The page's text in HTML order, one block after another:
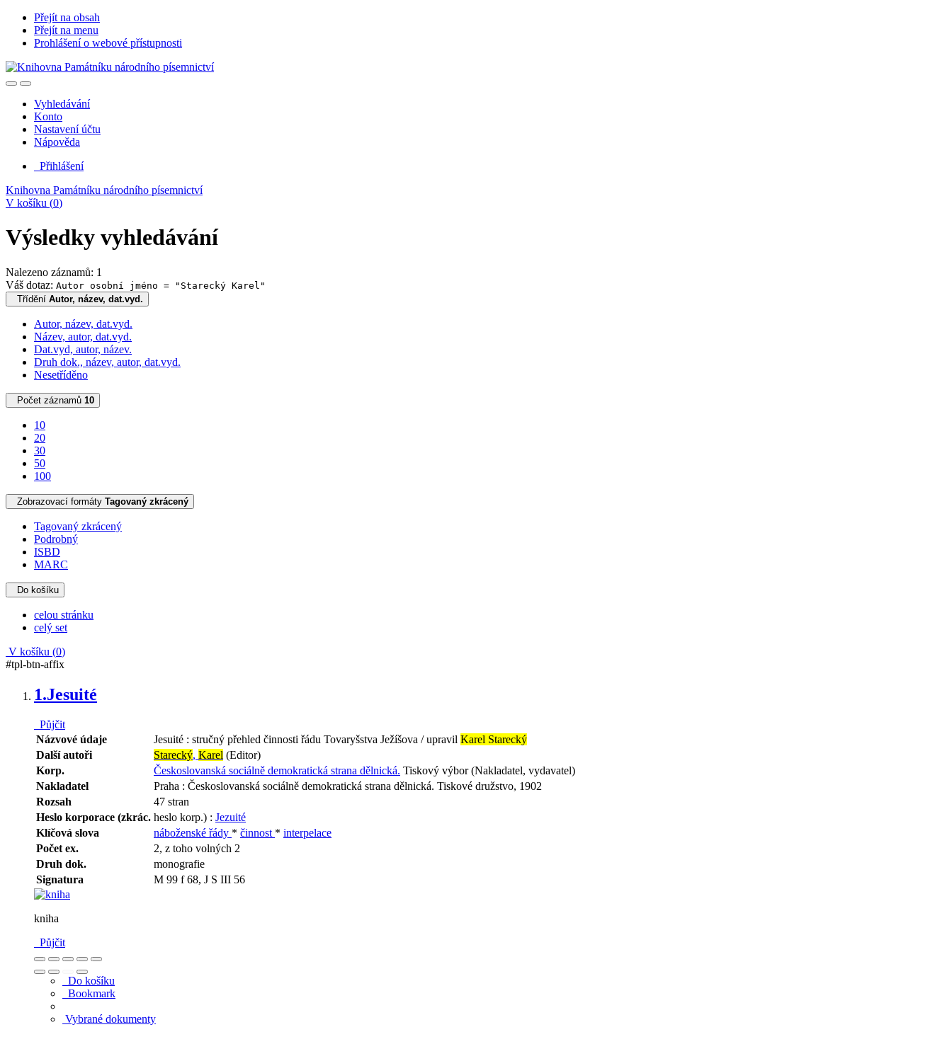
Přejít na obsah
Přejít na menu
Prohlášení o webové přístupnosti
Vyhledávání
Konto
Nastavení účtu
Nápověda
Přihlášení
Knihovna Památníku národního písemnictví
V košíku (0)
Výsledky vyhledávání
Nalezeno záznamů: 1
Váš dotaz: Autor osobní jméno = "Starecký Karel"
Třídění Autor, název, dat.vyd.
Autor, název, dat.vyd.
Název, autor, dat.vyd.
Dat.vyd, autor, název.
Druh dok., název, autor, dat.vyd.
Nesetříděno
Počet záznamů 10
10
20
30
50
100
Zobrazovací formáty Tagovaný zkrácený
Tagovaný zkrácený
Podrobný
ISBD
MARC
Do košíku
celou stránku
celý set
V košíku (0)
#tpl-btn-affix
1.Jesuité
Půjčit
Názvové údaje
Jesuité : stručný přehled činnosti řádu Tovaryšstva Ježíšova / upravil Karel Starecký
Další autoři
Starecký, Karel (Editor)
Korp.
Českoslovanská sociálně demokratická strana dělnická. Tiskový výbor (Nakladatel, vydavatel)
Nakladatel
Praha : Českoslovanská sociálně demokratická strana dělnická. Tiskové družstvo, 1902
Rozsah
47 stran
Heslo korporace (zkrác. heslo korp.) : Jezuité
Klíčová slova
náboženské řády * činnost * interpelace
Počet ex.
2, z toho volných 2
Druh dok.
monografie
Signatura
M 99 f 68, J S III 56
kniha
Půjčit
Do košíku
Bookmark
Vybrané dokumenty